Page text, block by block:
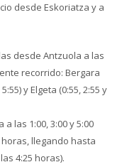
desde Eskoriatza y a
desde Antzuola a las
recorrido: Bergara
y Elgeta (0:55, 2:55 y
las 1:00, 3:00 y 5:00
horas, llegando hasta
4:25 horas).